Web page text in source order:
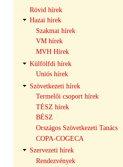
navigáció
Rövid hírek
Hazai hírek
Szakmai hírek
VM hírek
MVH Hírek
Külfölfdi hírek
Uniós hírek
Szövetkezeti hírek
Termelői csoport hírek
TÉSZ hírek
BÉSZ
Országos Szövetkezeti Tanács
COPA-COGECA
Szervezeti hírek
Rendezvények